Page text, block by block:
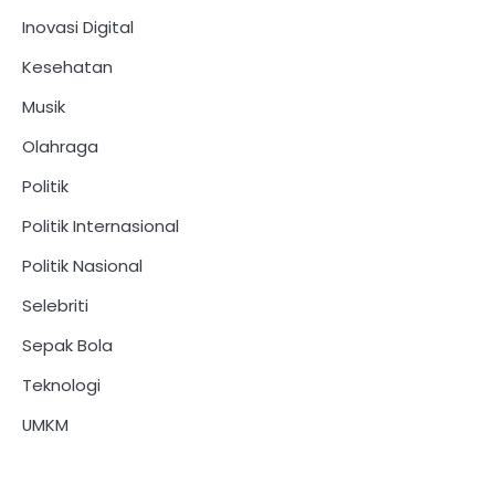
Inovasi Digital
Kesehatan
Musik
Olahraga
Politik
Politik Internasional
Politik Nasional
Selebriti
Sepak Bola
Teknologi
UMKM